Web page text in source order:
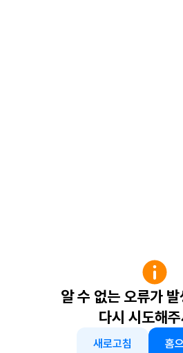
알 수 없는 오류가
다시 시도해
새로고침 홈